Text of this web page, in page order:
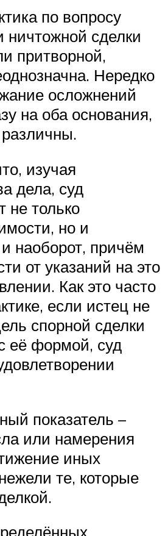
по вопросу
сделки
притворной,
Нередко
осложнений
на оба основания,
изучая
дела, суд
не только
но и
наоборот, причём
от указаний на это
Как это часто
если истец не
спорной сделки
её формой, суд
показатель –
или намерения
иных
те, которые